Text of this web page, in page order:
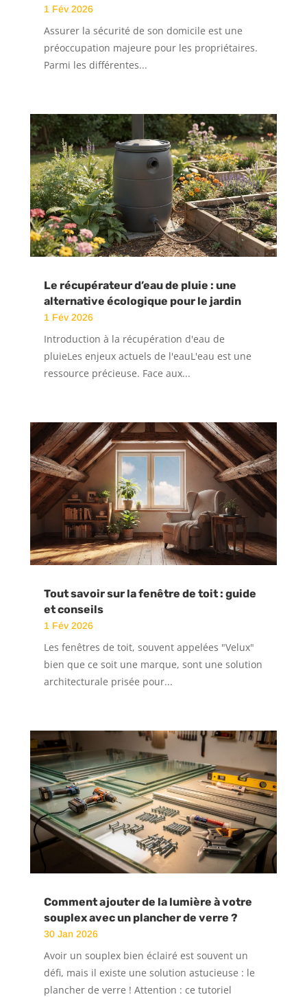
1 Fév 2026
Assurer la sécurité de son domicile est une
préoccupation majeure pour les propriétaires.
Parmi les différentes...
Le récupérateur d’eau de pluie : une
alternative écologique pour le jardin
1 Fév 2026
Introduction à la récupération d'eau de
pluieLes enjeux actuels de l'eauL'eau est une
ressource précieuse. Face aux...
Tout savoir sur la fenêtre de toit : guide
et conseils
1 Fév 2026
Les fenêtres de toit, souvent appelées "Velux"
bien que ce soit une marque, sont une solution
architecturale prisée pour...
Comment ajouter de la lumière à votre
souplex avec un plancher de verre ?
30 Jan 2026
Avoir un souplex bien éclairé est souvent un
défi, mais il existe une solution astucieuse : le
plancher de verre ! Attention : ce tutoriel